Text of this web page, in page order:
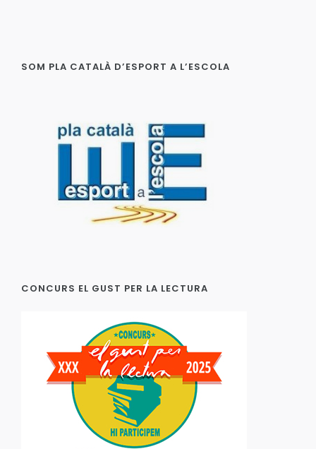
SOM PLA CATALÀ D’ESPORT A L’ESCOLA
CONCURS EL GUST PER LA LECTURA